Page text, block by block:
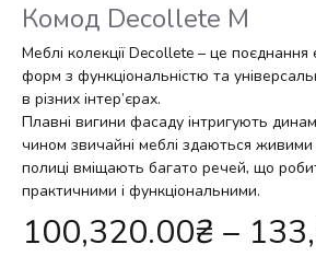
Комод Decollete М
Меблі колекції Decollete – це поєднання
форм з функціональністю та
в різних інтер’єрах.
Плавні вигини фасаду інтригують
чином звичайні меблі здаються живими
полиці вміщають багато речей, що
практичними і функціональними.
100,320.00₴ –